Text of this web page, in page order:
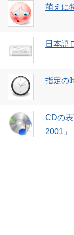
萌えに
日本語
指定の
CDの
2001」